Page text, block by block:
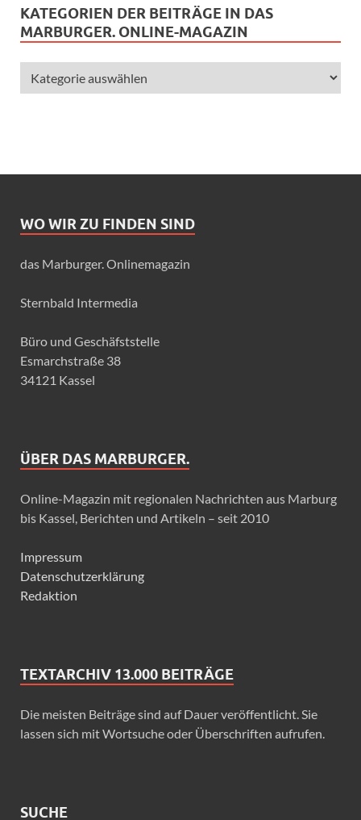
KATEGORIEN DER BEITRÄGE IN DAS
MARBURGER. ONLINE-MAGAZIN
WO WIR ZU FINDEN SIND
das Marburger. Onlinemagazin
Sternbald Intermedia
Büro und Geschäfststelle
Esmarchstraße 38
34121 Kassel
ÜBER DAS MARBURGER.
Online-Magazin mit regionalen Nachrichten aus Marburg
bis Kassel, Berichten und Artikeln – seit 2010
Impressum
Datenschutzerklärung
Redaktion
TEXTARCHIV 13.000 BEITRÄGE
Die meisten Beiträge sind auf Dauer veröffentlicht. Sie
lassen sich mit Wortsuche oder Überschriften aufrufen.
SUCHE